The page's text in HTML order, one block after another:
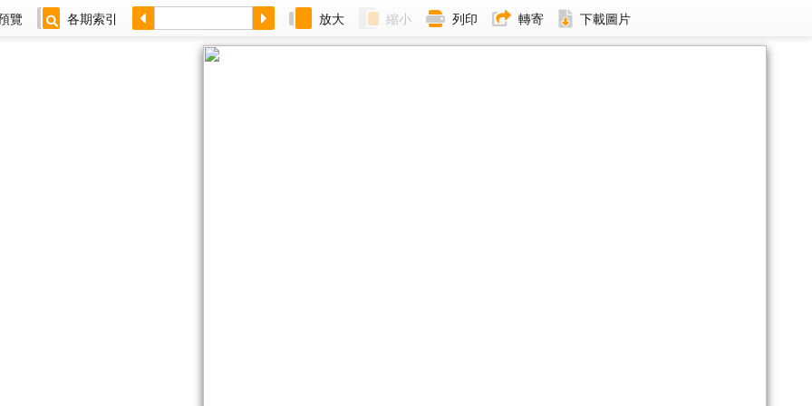
覽 各期索引 放大 縮小 列印 轉寄 下載圖片